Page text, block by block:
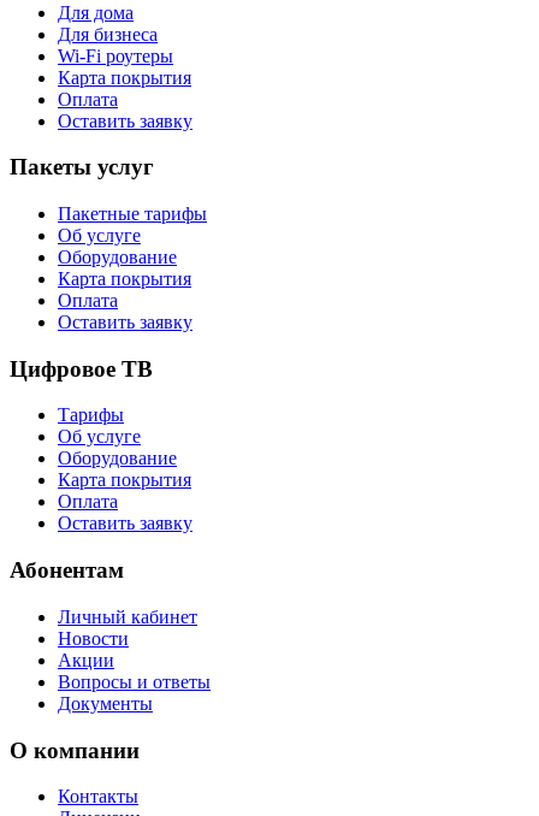
Для дома
Для бизнеса
Wi-Fi роутеры
Карта покрытия
Оплата
Оставить заявку
Пакеты услуг
Пакетные тарифы
Об услуге
Оборудование
Карта покрытия
Оплата
Оставить заявку
Цифровое ТВ
Тарифы
Об услуге
Оборудование
Карта покрытия
Оплата
Оставить заявку
Абонентам
Личный кабинет
Новости
Акции
Вопросы и ответы
Документы
О компании
Контакты